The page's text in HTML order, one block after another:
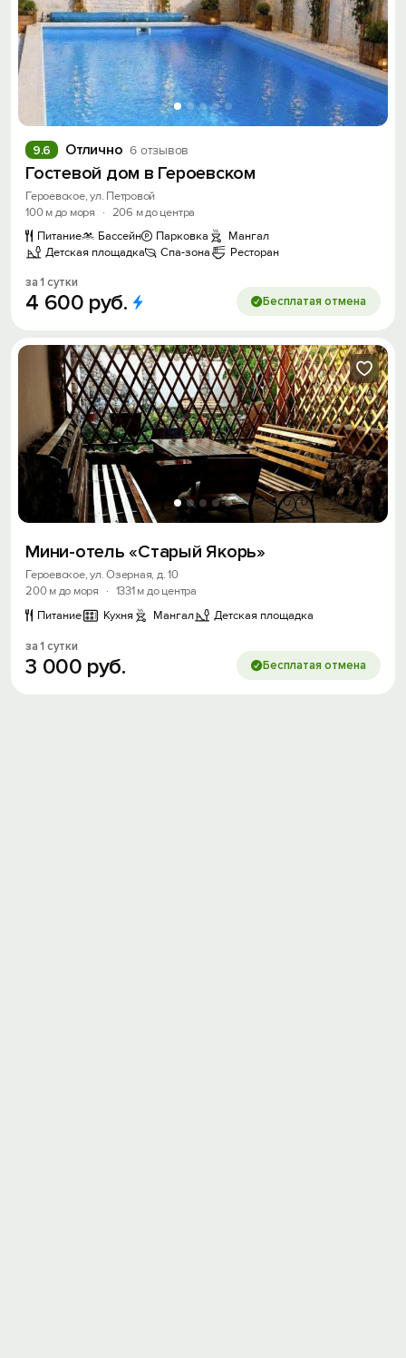
Отлично 6 отзывов
9.6
Гостевой дом в Героевском
Героевское, ул. Петровой
100 м до моря
· 206 м до центра
Питание
Бассейн Парковка
Мангал
Детская площадка
Спа-зона Ресторан
за 1 сутки
4 600 руб. Бесплатая отмена
Мини-отель «Старый Якорь»
Героевское, ул. Озерная, д. 10
200 м до моря
· 1331 м до центра
Питание
Кухня Мангал Детская площадка
за 1 сутки
3 000 руб. Бесплатая отмена